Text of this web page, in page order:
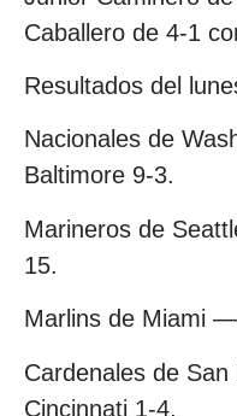
Caballero de 4-1
Resultados del
Nacionales de
Baltimore 9-3.
Marineros de
15.
Marlins de Miami
Cardenales de
Cincinnati 1-4.